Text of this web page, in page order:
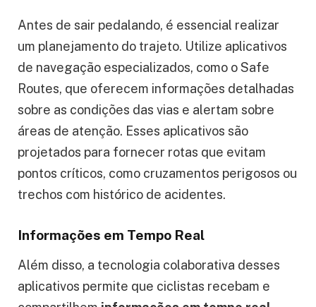
Antes de sair pedalando, é essencial realizar
um planejamento do trajeto. Utilize aplicativos
de navegação especializados, como o Safe
Routes, que oferecem informações detalhadas
sobre as condições das vias e alertam sobre
áreas de atenção. Esses aplicativos são
projetados para fornecer rotas que evitam
pontos críticos, como cruzamentos perigosos ou
trechos com histórico de acidentes.
Informações em Tempo Real
Além disso, a tecnologia colaborativa desses
aplicativos permite que ciclistas recebam e